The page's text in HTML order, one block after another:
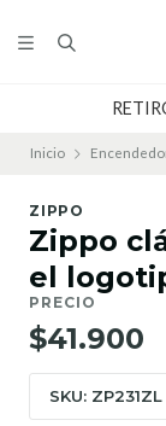
Inicio
ZIPPO
Zippo
el
PRECIO
$41.900
SKU: ZP231ZL